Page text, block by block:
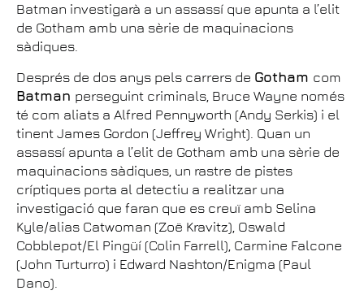
Batman investigarà a un assassí que apunta a l’elit
de Gotham amb una sèrie de maquinacions
sàdiques.
Després de dos anys pels carrers de Gotham com
Batman perseguint criminals, Bruce Wayne només
té com aliats a Alfred Pennyworth (Andy Serkis) i el
tinent James Gordon (Jeffrey Wright). Quan un
assassí apunta a l’elit de Gotham amb una sèrie de
maquinacions sàdiques, un rastre de pistes
críptiques porta al detectiu a realitzar una
investigació que faran que es creuï amb Selina
Kyle/alias Catwoman (Zoë Kravitz), Oswald
Cobblepot/El Pingüí (Colin Farrell), Carmine Falcone
(John Turturro) i Edward Nashton/Enigma (Paul
Dano).